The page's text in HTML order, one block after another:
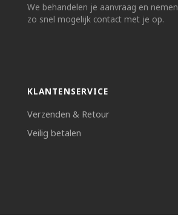
We behandelen je aanvraag en nemen
zo snel mogelijk contact met je op.
KLANTENSERVICE
Verzenden & Retour
Veilig betalen